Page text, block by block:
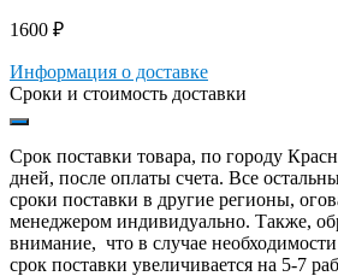
1600 ₽
Информация о доставке
Сроки и стоимость доставки
Срок поставки товара, по городу
дней, после оплаты счета. Все
сроки поставки в другие регионы,
менеджером индивидуально. Также,
внимание, что в случае
срок поставки увеличивается на 5-7